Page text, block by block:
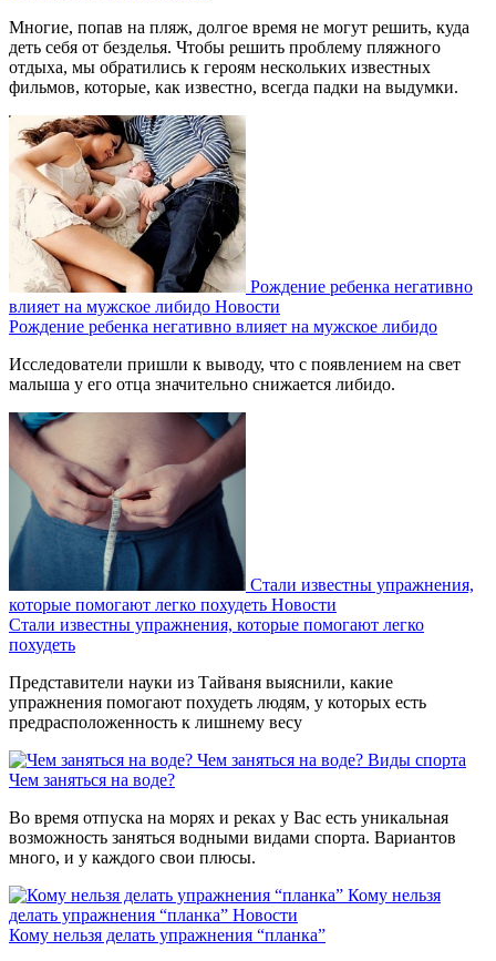
Многие, попав на пляж, долгое время не могут решить, куда
деть себя от безделья. Чтобы решить проблему пляжного
отдыха, мы обратились к героям нескольких известных
фильмов, которые, как известно, всегда падки на выдумки.
Рождение ребенка негативно
влияет на мужское либидо Новости
Рождение ребенка негативно влияет на мужское либидо
Исследователи пришли к выводу, что с появлением на свет
малыша у его отца значительно снижается либидо.
Стали известны упражнения,
которые помогают легко похудеть Новости
Стали известны упражнения, которые помогают легко
похудеть
Представители науки из Тайваня выяснили, какие
упражнения помогают похудеть людям, у которых есть
предрасположенность к лишнему весу
Чем заняться на воде? Виды спорта
Чем заняться на воде?
Во время отпуска на морях и реках у Вас есть уникальная
возможность заняться водными видами спорта. Вариантов
много, и у каждого свои плюсы.
Кому нельзя
делать упражнения “планка” Новости
Кому нельзя делать упражнения “планка”